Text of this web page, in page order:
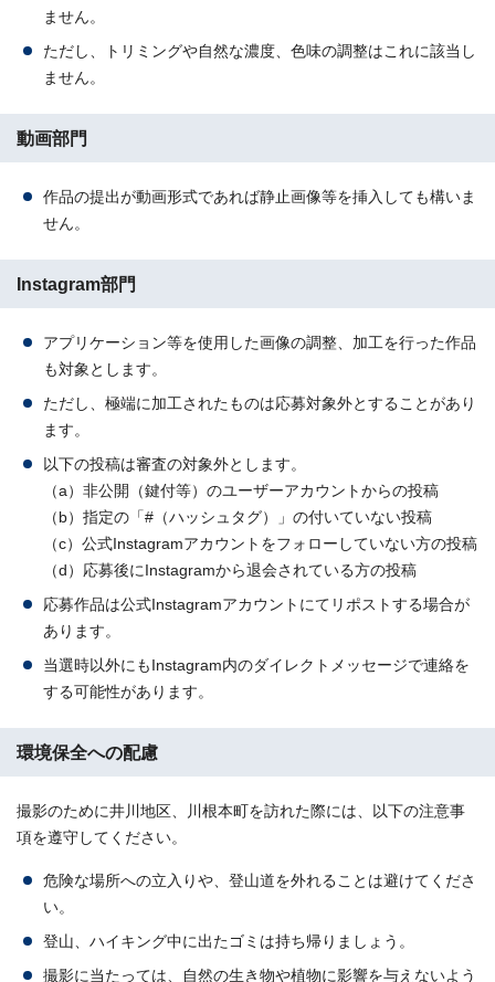
ません。
ただし、トリミングや自然な濃度、色味の調整はこれに該当し
ません。
動画部門
作品の提出が動画形式であれば静止画像等を挿入しても構いま
せん。
Instagram部門
アプリケーション等を使用した画像の調整、加工を行った作品
も対象とします。
ただし、極端に加工されたものは応募対象外とすることがあり
ます。
以下の投稿は審査の対象外とします。
（a）非公開（鍵付等）のユーザーアカウントからの投稿
（b）指定の「#（ハッシュタグ）」の付いていない投稿
（c）公式Instagramアカウントをフォローしていない方の投稿
（d）応募後にInstagramから退会されている方の投稿
応募作品は公式Instagramアカウントにてリポストする場合が
あります。
当選時以外にもInstagram内のダイレクトメッセージで連絡を
する可能性があります。
環境保全への配慮
撮影のために井川地区、川根本町を訪れた際には、以下の注意事
項を遵守してください。
危険な場所への立入りや、登山道を外れることは避けてくださ
い。
登山、ハイキング中に出たゴミは持ち帰りましょう。
撮影に当たっては、自然の生き物や植物に影響を与えないよう